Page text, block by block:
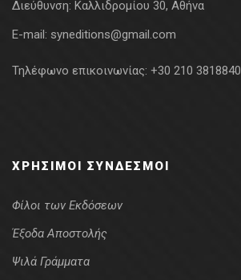
Διεύθυνση: Καλλιδρομίου 30, Αθήνα
E-mail: syneditions@gmail.com
Τηλέφωνο επικοινωνίας: +30 210 3818840
ΧΡΉΣΙΜΟΙ ΣΎΝΔΕΣΜΟΙ
Φίλοι των Εκδόσεων
Έξοδα Αποστολής
Ψιλά Γράμματα